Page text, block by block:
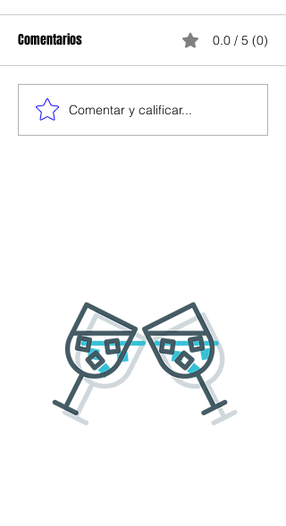
Comentarios 0.0 / 5 (0)
Comentar y calificar...